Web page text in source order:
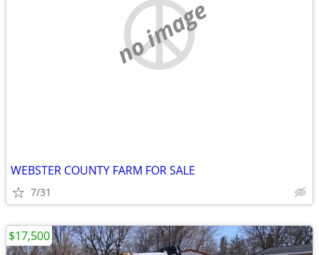
no image
WEBSTER COUNTY FARM FOR SALE
7/31
$17,500